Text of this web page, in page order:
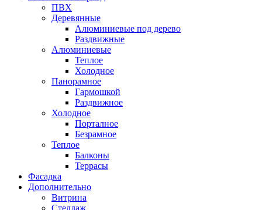
ПВХ
Деревянные
Алюминиевые под дерево
Раздвижные
Алюминиевые
Теплое
Холодное
Панорамное
Гармошкой
Раздвижное
Холодное
Порталное
Безрамное
Теплое
Балконы
Террасы
Фасадка
Дополнительно
Витрина
Стеллаж